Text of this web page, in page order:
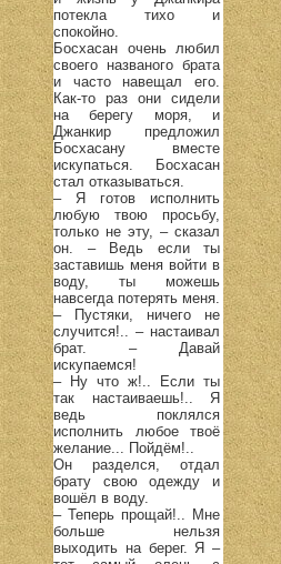
потекла тихо и
спокойно.
Босхасан очень любил
своего названого брата
и часто навещал его.
Как-то раз они сидели
на берегу моря, и
Джанкир предложил
Босхасану вместе
искупаться. Босхасан
стал отказываться.
– Я готов исполнить
любую твою просьбу,
только не эту, – сказал
он. – Ведь если ты
заставишь меня войти в
воду, ты можешь
навсегда потерять меня.
– Пустяки, ничего не
случится!.. – настаивал
брат. – Давай
искупаемся!
– Ну что ж!.. Если ты
так настаиваешь!.. Я
ведь поклялся
исполнить любое твоё
желание... Пойдём!..
Он разделся, отдал
брату свою одежду и
вошёл в воду.
– Теперь прощай!.. Мне
больше нельзя
выходить на берег. Я –